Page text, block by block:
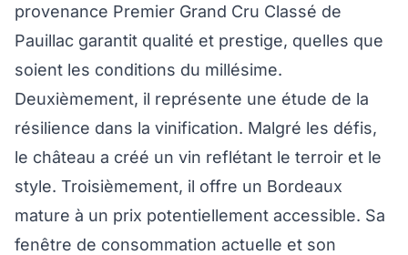
provenance Premier Grand Cru Classé de
Pauillac garantit qualité et prestige, quelles que
soient les conditions du millésime.
Deuxièmement, il représente une étude de la
résilience dans la vinification. Malgré les défis,
le château a créé un vin reflétant le terroir et le
style. Troisièmement, il offre un Bordeaux
mature à un prix potentiellement accessible. Sa
fenêtre de consommation actuelle et son